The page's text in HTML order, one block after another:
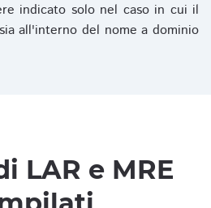
indicato solo nel caso in cui il
all'interno del nome a dominio
LAR e MRE